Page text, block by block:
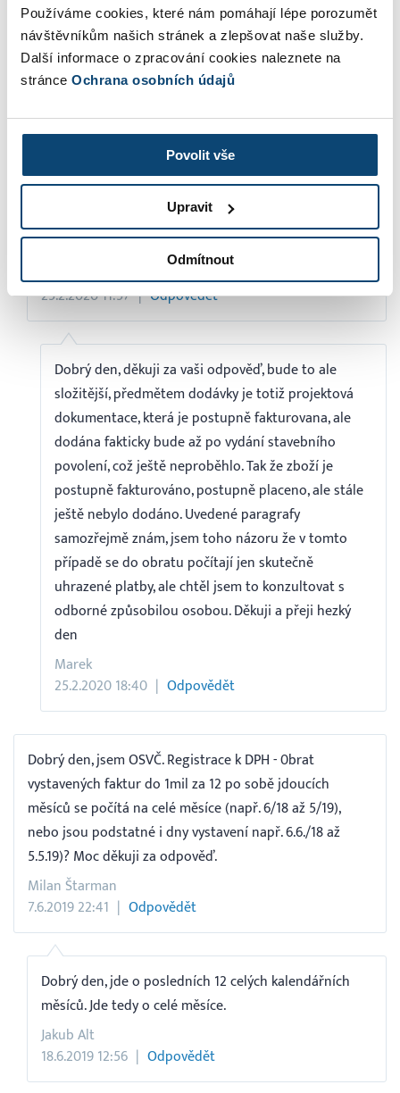
Používáme cookies, které nám pomáhají lépe porozumět
návštěvníkům našich stránek a zlepšovat naše služby.
Další informace o zpracování cookies naleznete na
stránce Ochrana osobních údajů
Povolit vše
Upravit
Odmítnout
paragraf toto u OSVČ určuje. Děkuji moc a přeji hezký
den
Marek
Dobrý den, záleží na datu do dodání zmíněné služby.
Podle toho jí zařadíte do náležitého období. Více
Zákonu o DPH
- konkrétně v paragrafu §4a,
popřípadě doplňující informace v §6
Jakub Alt
25.2.2020 11:57
Odpovědět
Dobrý den, děkuji za vaši odpověď, bude to ale
složitější, předmětem dodávky je totiž projektová
dokumentace, která je postupně fakturovana, ale
dodána fakticky bude až po vydání stavebního
povolení, což ještě neproběhlo. Tak že zboží je
postupně fakturováno, postupně placeno, ale stále
ještě nebylo dodáno. Uvedené paragrafy
samozřejmě znám, jsem toho názoru že v tomto
případě se do obratu počítají jen skutečně
uhrazené platby, ale chtěl jsem to konzultovat s
odborné způsobilou osobou. Děkuji a přeji hezký
den
Marek
25.2.2020 18:40
Odpovědět
Dobrý den, jsem OSVČ. Registrace k DPH - 0brat
vystavených faktur do 1mil za 12 po sobě jdoucích
měsíců se počítá na celé měsíce (např. 6/18 až 5/19),
nebo jsou podstatné i dny vystavení např. 6.6./18 až
5.5.19)? Moc děkuji za odpověď.
Milan Štarman
7.6.2019 22:41
Odpovědět
Dobrý den, jde o posledních 12 celých kalendářních
měsíců. Jde tedy o celé měsíce.
Jakub Alt
18.6.2019 12:56
Odpovědět